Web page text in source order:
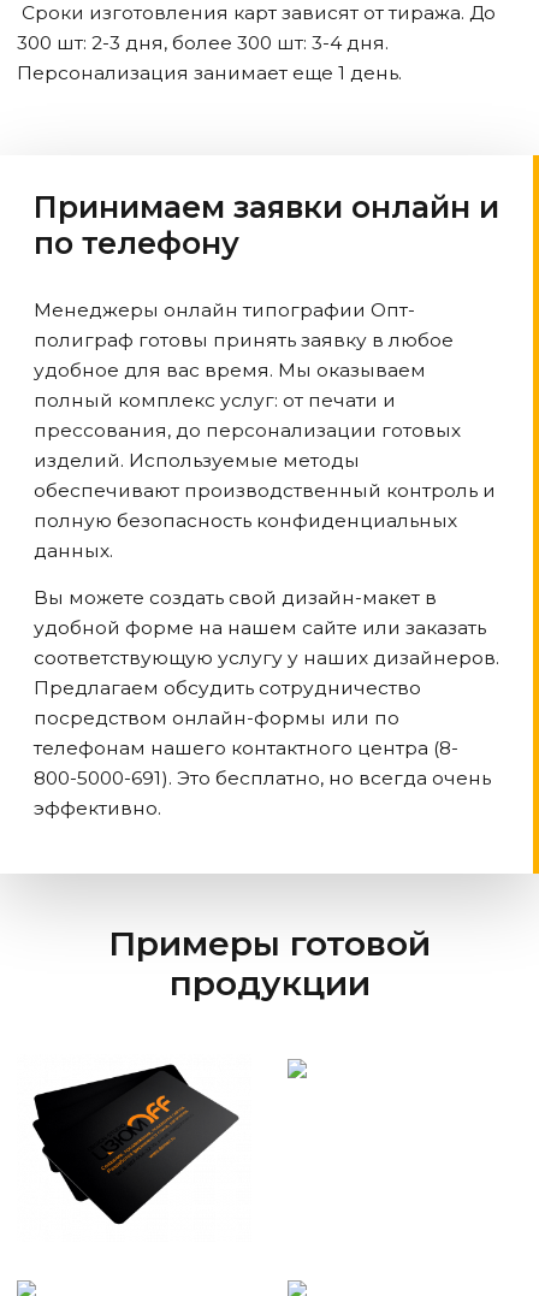
Сроки изготовления карт зависят от тиража. До
300 шт: 2-3 дня, более 300 шт: 3-4 дня.
Персонализация занимает еще 1 день.
Принимаем заявки онлайн и
по телефону
Менеджеры онлайн типографии Опт-
полиграф готовы принять заявку в любое
удобное для вас время. Мы оказываем
полный комплекс услуг: от печати и
прессования, до персонализации готовых
изделий. Используемые методы
обеспечивают производственный контроль и
полную безопасность конфиденциальных
данных.
Вы можете создать свой дизайн-макет в
удобной форме на нашем сайте или заказать
соответствующую услугу у наших дизайнеров.
Предлагаем обсудить сотрудничество
посредством онлайн-формы или по
телефонам нашего контактного центра (8-
800-5000-691). Это бесплатно, но всегда очень
эффективно.
Примеры готовой
продукции